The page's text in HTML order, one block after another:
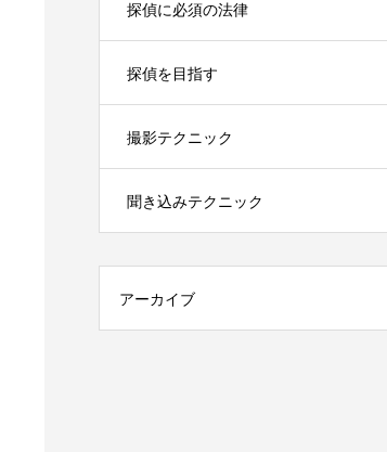
探偵に必須の法律
探偵を目指す
撮影テクニック
聞き込みテクニック
アーカイブ